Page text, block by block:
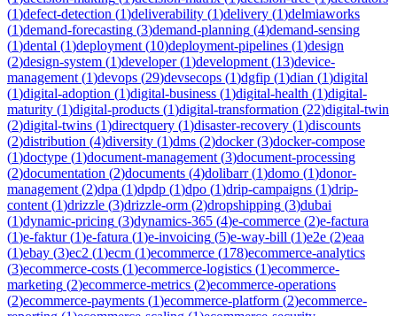
(1)defect-detection (1)deliverability (1)delivery (1)delmiaworks
(1)demand-forecasting (3)demand-planning (4)demand-sensing
(1)dental (1)deployment (10)deployment-pipelines (1)design
(2)design-system (1)developer(1)development (13)device-
management (1)devops (29)devsecops (1)dgfip (1)dian (1)digital
(1)digital-adoption (1)digital-business (1)digital-health (1)digital-
maturity (1)digital-products (1)digital-transformation (22)digital-twin
(2)digital-twins (1)directquery (1)disaster-recovery (1)discounts
(2)distribution (4)diversity (1)dms (2)docker(3)docker-compose
(1)doctype (1)document-management (3)document-processing
(2)documentation (2)documents (4)dolibarr(1)domo (1)donor-
management (2)dpa (1)dpdp (1)dpo (1)drip-campaigns (1)drip-
content (1)drizzle (3)drizzle-orm (2)dropshipping (3)dubai
(1)dynamic-pricing (3)dynamics-365 (4)e-commerce (2)e-factura
(1)e-faktur(1)e-fatura (1)e-invoicing (5)e-way-bill (1)e2e (2)eaa
(1)ebay (3)ec2 (1)ecm (1)ecommerce (178)ecommerce-analytics
(3)ecommerce-costs (1)ecommerce-logistics (1)ecommerce-
marketing (2)ecommerce-metrics (2)ecommerce-operations
(2)ecommerce-payments (1)ecommerce-platform (2)ecommerce-